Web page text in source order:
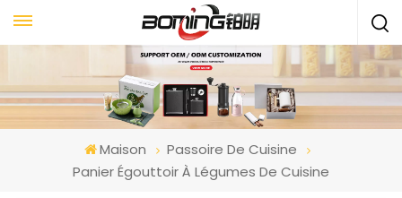
Maison
Passoire De Cuisine
Panier Égouttoir À Légumes De Cuisine